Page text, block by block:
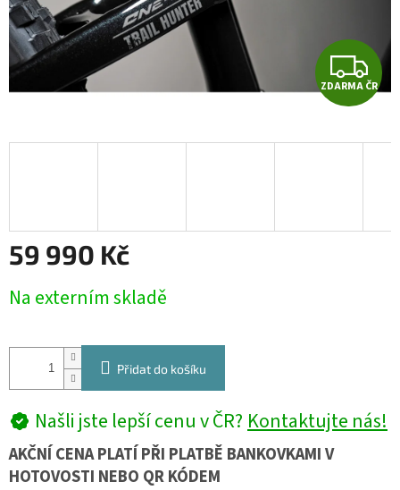
Z
D
A
ZDARMA ČR
59 990 Kč
cena:
Na externím skladě
Přidat do košíku
Našli jste lepší cenu v ČR?Kontaktujte nás!
AKČNÍ CENA PLATÍ PŘI PLATBĚ BANKOVKAMI V
HOTOVOSTI NEBO QR KÓDEM